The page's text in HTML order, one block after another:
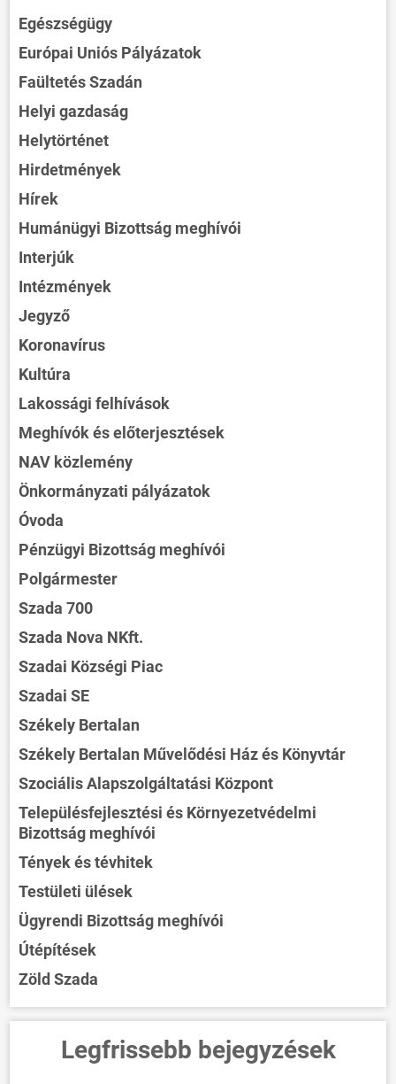
Egészségügy
Európai Uniós Pályázatok
Faültetés Szadán
Helyi gazdaság
Helytörténet
Hirdetmények
Hírek
Humánügyi Bizottság meghívói
Interjúk
Intézmények
Jegyző
Koronavírus
Kultúra
Lakossági felhívások
Meghívók és előterjesztések
NAV közlemény
Önkormányzati pályázatok
Óvoda
Pénzügyi Bizottság meghívói
Polgármester
Szada 700
Szada Nova NKft.
Szadai Községi Piac
Szadai SE
Székely Bertalan
Székely Bertalan Művelődési Ház és Könyvtár
Szociális Alapszolgáltatási Központ
Településfejlesztési és Környezetvédelmi
Bizottság meghívói
Tények és tévhitek
Testületi ülések
Ügyrendi Bizottság meghívói
Útépítések
Zöld Szada
Legfrissebb bejegyzések